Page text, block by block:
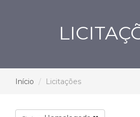
Início Licitações